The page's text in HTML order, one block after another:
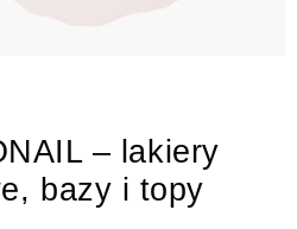
– lakiery
bazy i topy